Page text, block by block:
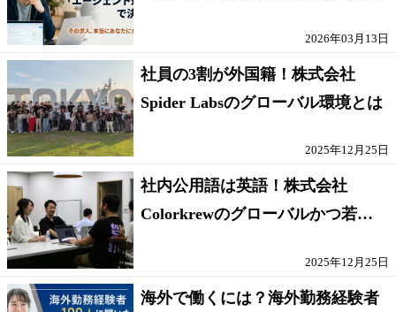
2026年03月13日
社員の3割が外国籍！株式会社
Spider Labsのグローバル環境とは
2025年12月25日
社内公用語は英語！株式会社
Colorkrewのグローバルかつ若手
2025年12月25日
海外で働くには？海外勤務経験者